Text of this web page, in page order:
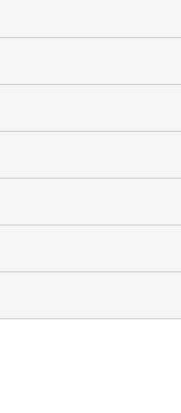
スについて (3)